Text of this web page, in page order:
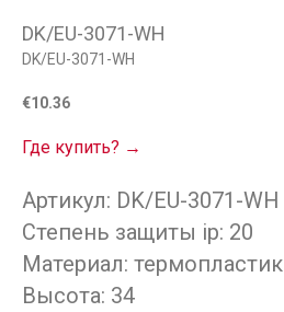
DK/EU-3071-WH
DK/EU-3071-WH
€10.36
Где купить? →
Артикул: DK/EU-3071-WH
Степень защиты ip: 20
Материал: термопластик
Высота: 34